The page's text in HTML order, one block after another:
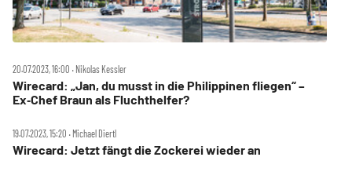
20.07.2023, 16:00 ‧ Nikolas Kessler
Wirecard: „Jan, du musst in die Philippinen fliegen“ –
Ex‑Chef Braun als Fluchthelfer?
19.07.2023, 15:20 ‧ Michael Diertl
Wirecard: Jetzt fängt die Zockerei wieder an